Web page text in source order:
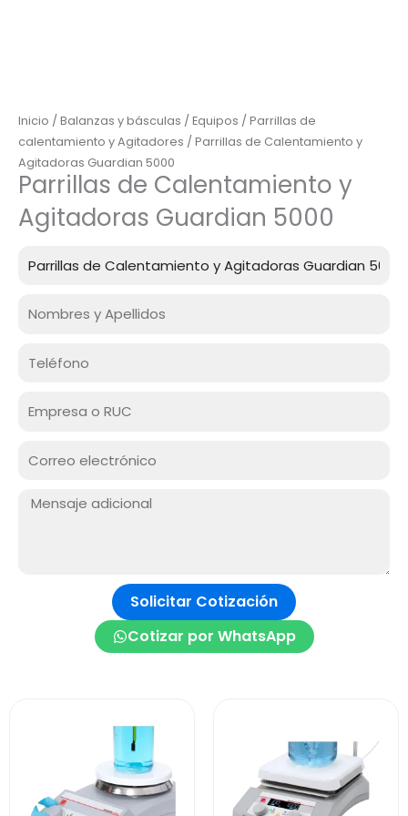
Inicio /Balanzas y básculas /Equipos /Parrillas de
calentamiento y Agitadores / Parrillas de Calentamiento y
Agitadoras Guardian 5000
Parrillas de Calentamiento y
Agitadoras Guardian 5000
electrónico
Mensaje:
Solicitar Cotización
Cotizar por WhatsApp